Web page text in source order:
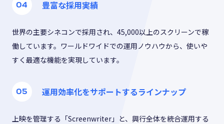
豊富な採用実績
世界の主要シネコンで採用され、45,000以上のスクリーンで稼
働しています。ワールドワイドでの運用ノウハウから、使いや
すく最適な機能を実現しています。
運用効率化をサポートするラインナップ
上映を管理する「Screenwriter」と、興行全体を統合運用する